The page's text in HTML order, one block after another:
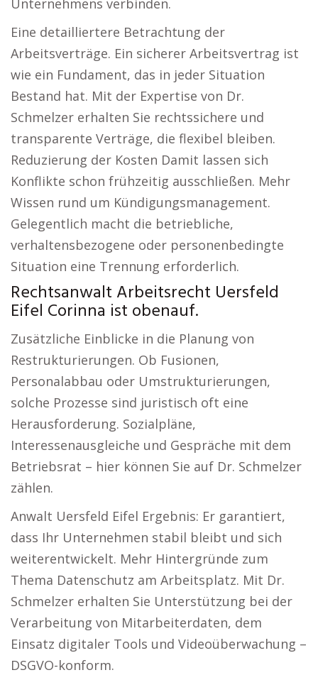
Unternehmens verbinden.
Eine detailliertere Betrachtung der
Arbeitsverträge. Ein sicherer Arbeitsvertrag ist
wie ein Fundament, das in jeder Situation
Bestand hat. Mit der Expertise von Dr.
Schmelzer erhalten Sie rechtssichere und
transparente Verträge, die flexibel bleiben.
Reduzierung der Kosten Damit lassen sich
Konflikte schon frühzeitig ausschließen. Mehr
Wissen rund um Kündigungsmanagement.
Gelegentlich macht die betriebliche,
verhaltensbezogene oder personenbedingte
Situation eine Trennung erforderlich.
Rechtsanwalt Arbeitsrecht Uersfeld
Eifel Corinna ist obenauf.
Zusätzliche Einblicke in die Planung von
Restrukturierungen. Ob Fusionen,
Personalabbau oder Umstrukturierungen,
solche Prozesse sind juristisch oft eine
Herausforderung. Sozialpläne,
Interessenausgleiche und Gespräche mit dem
Betriebsrat – hier können Sie auf Dr. Schmelzer
zählen.
Anwalt Uersfeld Eifel Ergebnis: Er garantiert,
dass Ihr Unternehmen stabil bleibt und sich
weiterentwickelt. Mehr Hintergründe zum
Thema Datenschutz am Arbeitsplatz. Mit Dr.
Schmelzer erhalten Sie Unterstützung bei der
Verarbeitung von Mitarbeiterdaten, dem
Einsatz digitaler Tools und Videoüberwachung –
DSGVO-konform.